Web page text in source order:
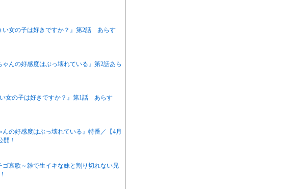
い女の子は好きですか？』第2話 あらす
ゃんの好感度はぶっ壊れている』第2話あら
い女の子は好きですか？』第1話 あらす
の好感度はぶっ壊れている』特番／【4月
開！
ゴ哀歌～雑で生イキな妹と割り切れない兄